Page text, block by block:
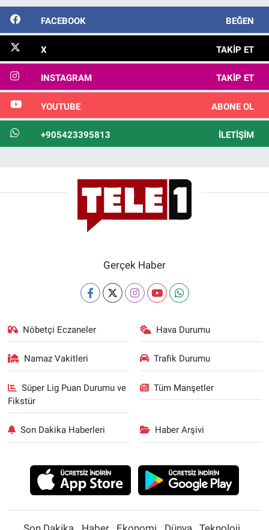
FACEBOOK BEĞEN
X TAKIP ET
INSTAGRAM TAKIP ET
YOUTUBE ABONE OL
+905423395813 İLETIŞIM
Gerçek Haber
Nöbetçi Eczaneler Hava Durumu
Namaz Vakitleri Trafik Durumu
Süper Lig Puan Durumu ve
Fikstür
Tüm Manşetler
Son Dakika Haberleri Haber Arşivi